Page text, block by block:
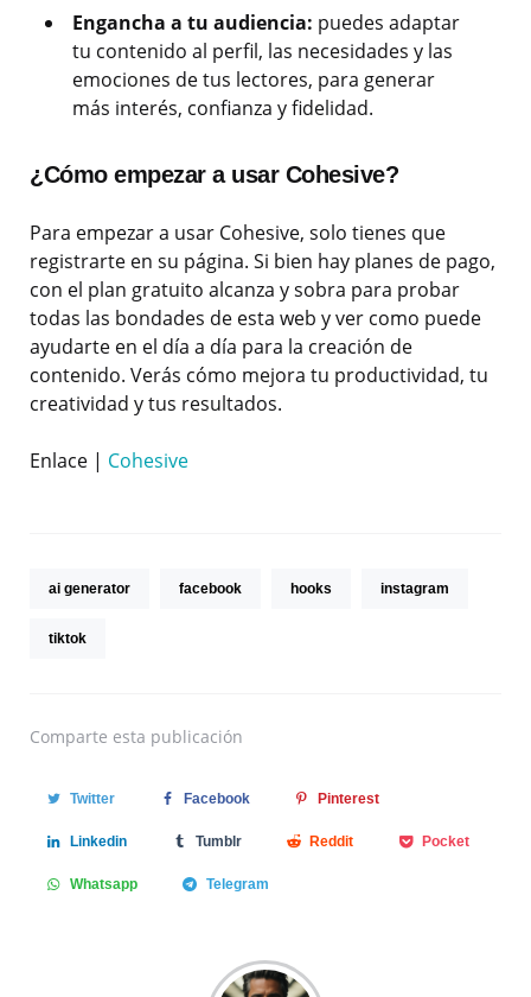
Engancha a tu audiencia: puedes adaptar
tu contenido al perfil, las necesidades y las
emociones de tus lectores, para generar
más interés, confianza y fidelidad.
¿Cómo empezar a usar Cohesive?
Para empezar a usar Cohesive, solo tienes que
registrarte en su página. Si bien hay planes de pago,
con el plan gratuito alcanza y sobra para probar
todas las bondades de esta web y ver como puede
ayudarte en el día a día para la creación de
contenido. Verás cómo mejora tu productividad, tu
creatividad y tus resultados.
Enlace | Cohesive
ai generator facebook hooks instagram
tiktok
Comparte esta publicación
Twitter Facebook Pinterest
Linkedin Tumblr Reddit Pocket
Whatsapp Telegram